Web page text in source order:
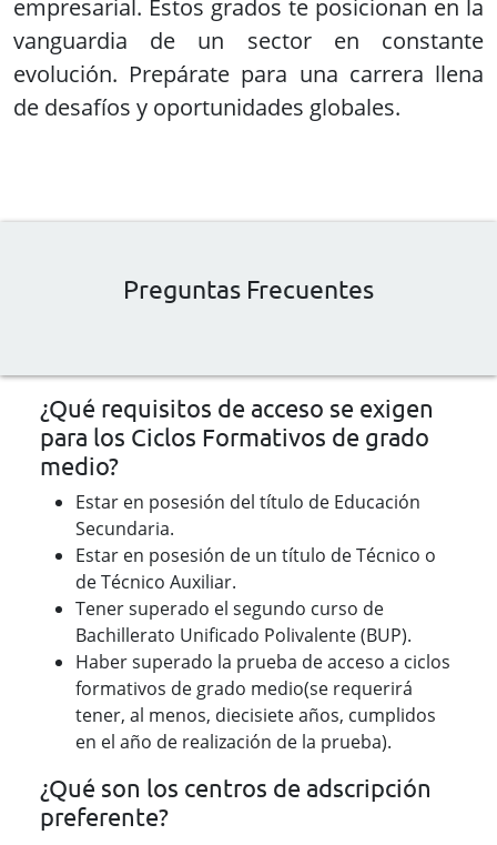
¿Qué requisitos de acceso se exigen
para los Ciclos Formativos de grado
Tener superado el segundo curso de
Bachillerato Unificado Polivalente (BUP).
en el año de realización de la prueba).
¿Qué son los centros de adscripción
preferente?
Se trata de uno o varios centros educativos
asociados por proximidad al centro del que
procede el alumnado propuesto y que
deberá elegirse siempre en primer lugar por
la familia. En algunos casos será el propio
centro en el que está escolarizado
actualmente el alumno o la alumna.
un ciclo formativo en la modalidad a
distancia?